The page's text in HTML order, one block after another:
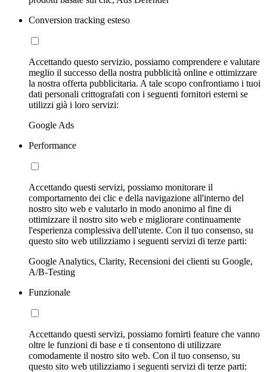
Conversion tracking esteso
Accettando questo servizio, possiamo comprendere e valutare
meglio il successo della nostra pubblicità online e ottimizzare
la nostra offerta pubblicitaria. A tale scopo confrontiamo i tuoi
dati personali crittografati con i seguenti fornitori esterni se
utilizzi già i loro servizi:
Google Ads
Performance
Accettando questi servizi, possiamo monitorare il
comportamento dei clic e della navigazione all'interno del
nostro sito web e valutarlo in modo anonimo al fine di
ottimizzare il nostro sito web e migliorare continuamente
l'esperienza complessiva dell'utente. Con il tuo consenso, su
questo sito web utilizziamo i seguenti servizi di terze parti:
Google Analytics, Clarity, Recensioni dei clienti su Google,
A/B-Testing
Funzionale
Accettando questi servizi, possiamo fornirti feature che vanno
oltre le funzioni di base e ti consentono di utilizzare
comodamente il nostro sito web. Con il tuo consenso, su
questo sito web utilizziamo i seguenti servizi di terze parti: